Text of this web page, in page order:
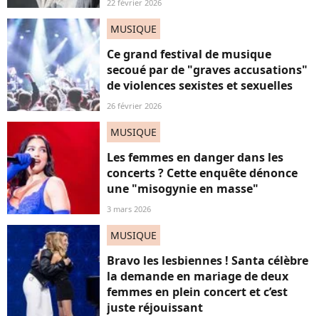
22 février 2026
MUSIQUE
Ce grand festival de musique
secoué par de "graves accusations"
de violences sexistes et sexuelles
26 février 2026
MUSIQUE
Les femmes en danger dans les
concerts ? Cette enquête dénonce
une "misogynie en masse"
3 mars 2026
MUSIQUE
Bravo les lesbiennes ! Santa célèbre
la demande en mariage de deux
femmes en plein concert et c’est
juste réjouissant